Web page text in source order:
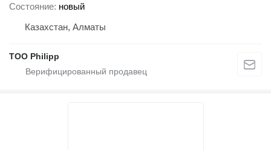
Состояние новый
Казахстан, Алматы
ТОО Philipp